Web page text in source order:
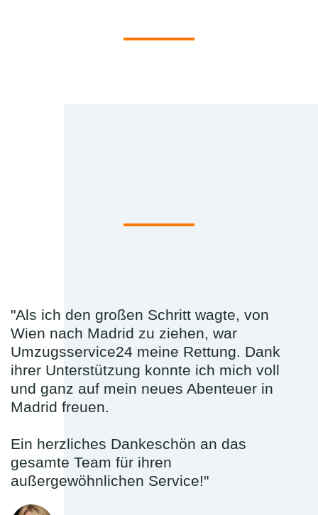
"Als ich den großen Schritt wagte, von
Wien nach Madrid zu ziehen, war
Umzugsservice24 meine Rettung. Dank
ihrer Unterstützung konnte ich mich voll
und ganz auf mein neues Abenteuer in
Madrid freuen.
Ein herzliches Dankeschön an das
gesamte Team für ihren
außergewöhnlichen Service!"